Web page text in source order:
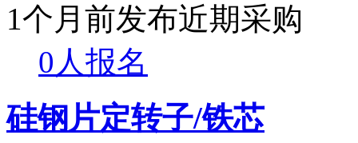
1个月前发布近期采购
0人报名
硅钢片定转子/铁芯